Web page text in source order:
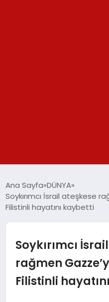
SPOR
TEKNOLOJİ
SAĞLIK
Ana Sayfa DÜNYA
Soykırımcı İsrail ateşkese
Filistinli hayatını kaybetti
Soykırımcı
rağmen
Filistinli